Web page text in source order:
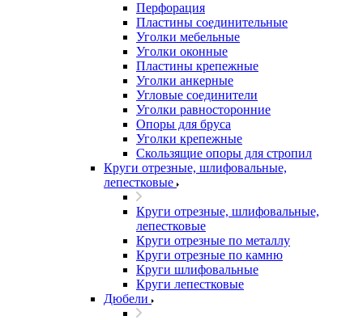
Перфорация
Пластины соединительные
Уголки мебельные
Уголки оконные
Пластины крепежные
Уголки анкерные
Угловые соединители
Уголки равносторонние
Опоры для бруса
Уголки крепежные
Скользящие опоры для стропил
Круги отрезные, шлифовальные,
лепестковые
Круги отрезные, шлифовальные,
лепестковые
Круги отрезные по металлу
Круги отрезные по камню
Круги шлифовальные
Круги лепестковые
Дюбели